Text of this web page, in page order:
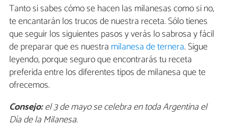
Tanto si sabes cómo se hacen las milanesas como si no,
te encantarán los trucos de nuestra receta. Sólo tienes
que seguir los siguientes pasos y verás lo sabrosa y fácil
de preparar que es nuestra milanesa de ternera. Sigue
leyendo, porque seguro que encontrarás tu receta
preferida entre los diferentes tipos de milanesa que te
ofrecemos.
Consejo:el 3 de mayo se celebra en toda Argentina el
Día de la Milanesa.